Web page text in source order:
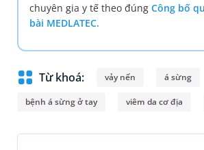
chuyên gia y tế theo đúng Công bố
bài MEDLATEC.
Từ khoá: vảy nến á sừng
bệnh á sừng ở tay viêm da cơ địa